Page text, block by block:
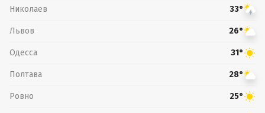
Николаев 33°
Львов 26°
Одесса 31°
Полтава 28°
Ровно 25°